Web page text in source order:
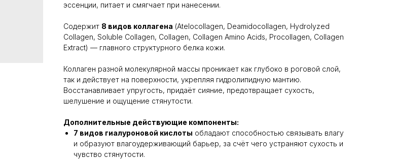
эссенции, питает и смягчает при нанесении.
Содержит 8 видов коллагена (Atelocollagen, Deamidocollagen, Hydrolyzed
Collagen, Soluble Collagen, Collagen, Collagen Amino Acids, Procollagen, Collagen
Extract) — главного структурного белка кожи.
Коллаген разной молекулярной массы проникает как глубоко в роговой слой,
так и действует на поверхности, укрепляя гидролипидную мантию.
Восстанавливает упругость, придаёт сияние, предотвращает сухость,
шелушение и ощущение стянутости.
Дополнительные действующие компоненты:
7 видов гиалуроновой кислоты обладают способностью связывать влагу
и образуют влагоудерживающий барьер, за счёт чего устраняют сухость и
чувство стянутости.